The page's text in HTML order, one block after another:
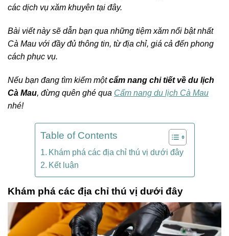
các dịch vụ xăm khuyên tại đây.
Bài viết này sẽ dẫn bạn qua những tiệm xăm nổi bật nhất
Cà Mau với đầy đủ thông tin, từ địa chỉ, giá cả đến phong
cách phục vụ.
Nếu bạn đang tìm kiếm mộtcẩm nang chi tiết về du lịch
Cà Mau, đừng quên ghé qua Cẩm nang du lịch Cà Mau
nhé!
Table of Contents
Khám phá các địa chỉ thú vị dưới đây
Kết luận
Khám phá các địa chỉ thú vị dưới đây